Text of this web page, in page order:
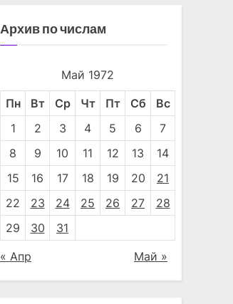
Архив по числам
Май 1972
Пн Вт Ср Чт Пт Сб
Вс
1
2 3 4 5 6
7
8
9 10 11 12 13
14
15
16 17 18 19 20
21
22
23 24 25 26 27
28
29
30 31
« Апр Май »